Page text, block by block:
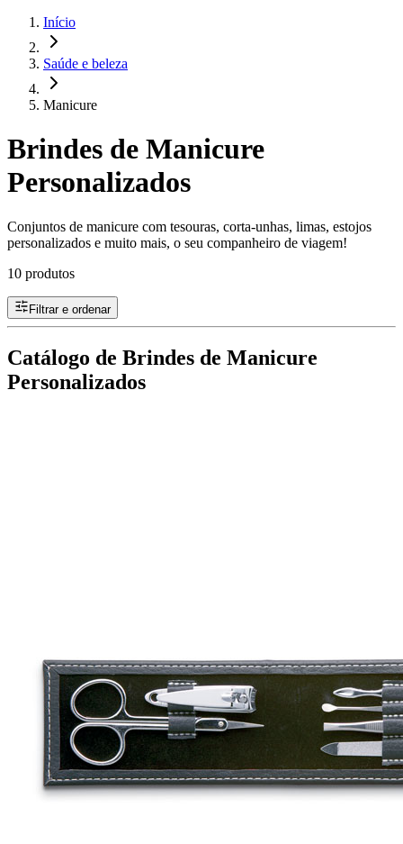
Início
Saúde e beleza
Manicure
Brindes de Manicure
Personalizados
Conjuntos de manicure com tesouras, corta-unhas, limas, estojos
personalizados e muito mais, o seu companheiro de viagem!
10 produtos
Filtrar e ordenar
Catálogo de Brindes de Manicure
Personalizados